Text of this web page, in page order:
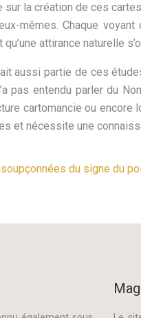
la création de ces
mêmes. Chaque
attirance naturelle
aussi partie de ces
pas entendu parler du
cartomancie ou encore
et nécessite une
du signe du